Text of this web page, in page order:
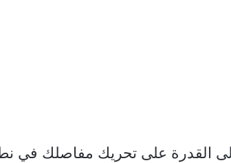
القدرة على تحريك مفاصلك في